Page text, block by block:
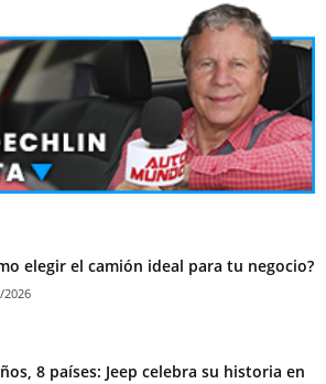
elegir el camión ideal para tu negocio?
2026
8 países: Jeep celebra su historia en